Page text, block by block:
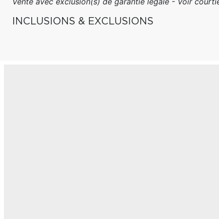
INCLUSIONS & EXCLUSIONS